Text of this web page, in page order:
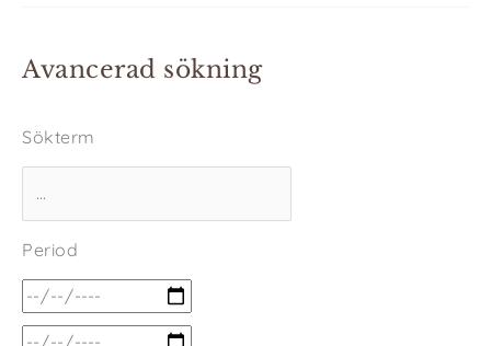
Avancerad sökning
Sökterm
Period